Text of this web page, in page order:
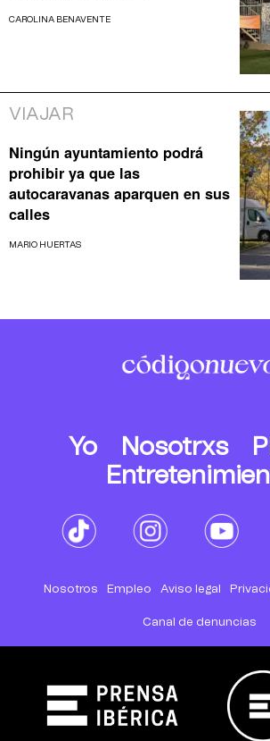
CAROLINA BENAVENTE
VIAJAR
Ningún ayuntamiento podrá
prohibir ya que las
autocaravanas aparquen en sus
calles
MARIO HUERTAS
Yo Nosotrxs
Nosotros Empleo Aviso legal
Canal de denuncias